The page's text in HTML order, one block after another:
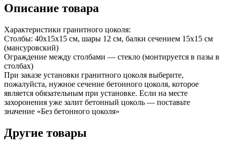
Описание товара
Характеристики гранитного цоколя:
Столбы: 40х15х15 см, шары 12 см, балки сечением 15х15 см
(мансуровский)
Ограждение между столбами — стекло (монтируется в пазы в
столбах)
При заказе установки гранитного цоколя выберите,
пожалуйста, нужное сечение бетонного цоколя, которое
является обязательным при установке. Если на месте
захоронения уже залит бетонный цоколь — поставьте
значение «Без бетонного цоколя»
Другие товары